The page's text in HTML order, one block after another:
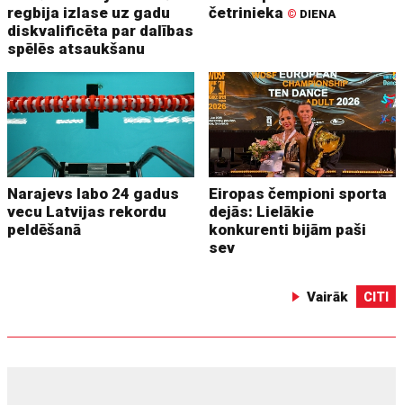
regbija izlase uz gadu
diskvalificēta par dalības
spēlēs atsaukšanu
četrinieka © DIENA
Narajevs labo 24 gadus
vecu Latvijas rekordu
peldēšanā
Eiropas čempioni sporta
dejās: Lielākie
konkurenti bijām paši
sev
Vairāk CITI